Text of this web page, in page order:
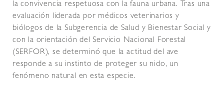
la convivencia respetuosa con la fauna urbana. Tras una
evaluación liderada por médicos veterinarios y
biólogos de la Subgerencia de Salud y Bienestar Social y
con la orientación del Servicio Nacional Forestal
(SERFOR), se determinó que la actitud del ave
responde a su instinto de proteger su nido, un
fenómeno natural en esta especie.